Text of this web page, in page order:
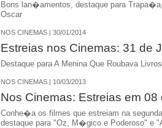
Bons lan�amentos, destaque para
Oscar
NOS CINEMAS | 30/01/2014
Estreias nos Cinemas: 31 de
Destaque para A Menina Que Roubava
NOS CINEMAS | 10/03/2013
Nos Cinemas: Estreias em
Conhe�a os filmes que estreiam na
destaque para "Oz, M�gico e Poderoso" e